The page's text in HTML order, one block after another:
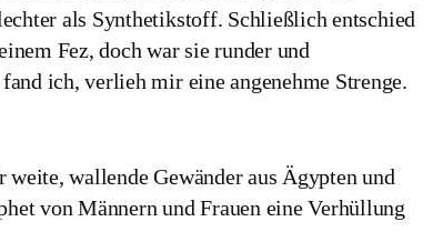
als Synthetikstoff. Schließlich entschied
Fez, doch war sie runder und
ich, verlieh mir eine angenehme Strenge.
wallende Gewänder aus Ägypten und
von Männern und Frauen eine Verhüllung